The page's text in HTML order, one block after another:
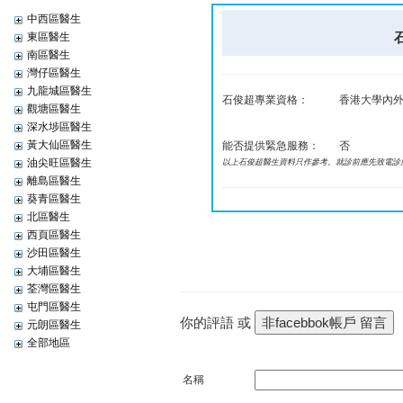
中西區醫生
東區醫生
南區醫生
灣仔區醫生
九龍城區醫生
觀塘區醫生
深水埗區醫生
黃大仙區醫生
油尖旺區醫生
離島區醫生
葵青區醫生
北區醫生
西頁區醫生
沙田區醫生
大埔區醫生
荃灣區醫生
屯門區醫生
元朗區醫生
全部地區
石俊超專業資格： 香港大學內
能否提供緊急服務： 否
以上石俊超醫生資料只作參考。就診前應先致電
你的評語 或
名稱